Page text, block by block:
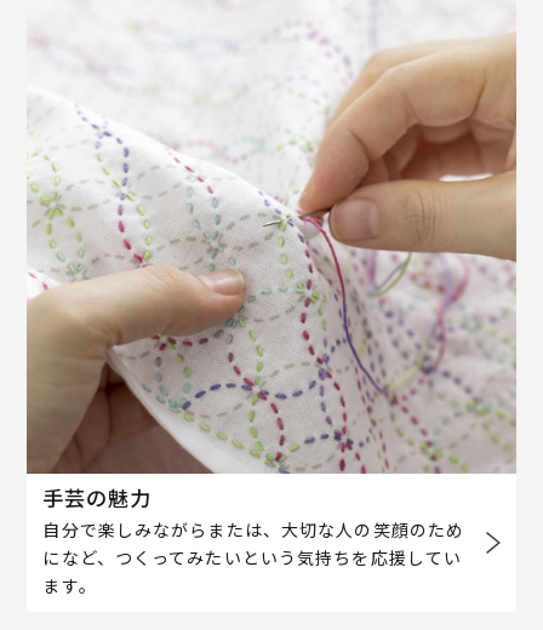
手芸の魅力
自分で楽しみながらまたは、大切な人の笑顔のため
になど、つくってみたいという気持ちを応援してい
ます。